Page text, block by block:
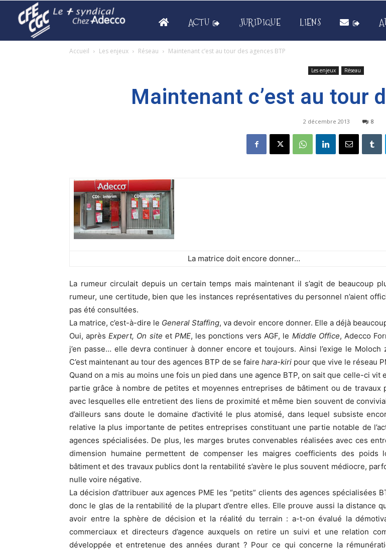
ACTU JURIDIQUE LIENS
Accueil Les enjeux Réseau Maintenant c’est au tour des agences BTP
Les enjeux Réseau
Maintenant c’est au tour
2 décembre 2013 8
La matrice doit encore donner…
La rumeur circulait depuis un certain temps mais maintenant il s’agit de beaucoup
rumeur, une certitude, bien que les instances représentatives du personnel n’aient
pas été consultées.
La matrice, c’est-à-dire le General Staffing, va devoir encore donner. Elle a déjà
Oui, aprèsExpert, On site et PME, les ponctions vers AGF, le Middle Office, Adecco
j’en passe… elle devra continuer à donner encore et toujours. Ainsi l’exige le Moloch
C’est maintenant au tour des agences BTP de se faire hara-kiri pour que vive le réseau
Quand on a mis au moins une fois un pied dans une agence BTP, on sait que celle-ci vit
partie grâce à nombre de petites et moyennes entreprises de bâtiment ou de travaux
avec lesquelles elle entretient des liens de proximité et même bien souvent de
d’ailleurs sans doute le domaine d’activité le plus atomisé, dans lequel subsiste
relative la plus importante de petites entreprises constituant une partie notable de
agences spécialisées. De plus, les marges brutes convenables réalisées avec ces
dimension humaine permettent de compenser les maigres coefficients des poids
bâtiment et des travaux publics dont la rentabilité s’avère le plus souvent médiocre,
nulle voire négative.
La décision d’attribuer aux agences PME les “petits” clients des agences spécialisées
donc le glas de la rentabilité de la plupart d’entre elles. Elle prouve aussi la distance
avoir entre la sphère de décision et la réalité du terrain : a-t-on évalué la
commerciaux et directeurs d’agence auxquels on retire un suivi et une relation
développée et entretenue des années durant ? Pour ce qui concerne la